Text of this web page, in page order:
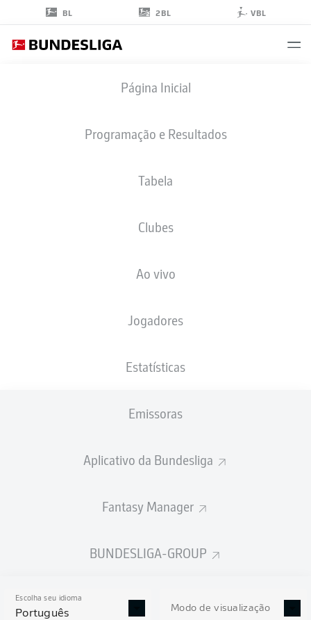
BL 2BL VBL
Página Inicial
Programação e Resultados
Tabela
Clubes
Ao vivo
Jogadores
Estatísticas
Emissoras
Aplicativo da Bundesliga
Fantasy Manager
BUNDESLIGA-GROUP
Escolha seu idioma
Português Modo de visualização
ESTATÍSTICAS DA
TEMPORADA 2025/2026